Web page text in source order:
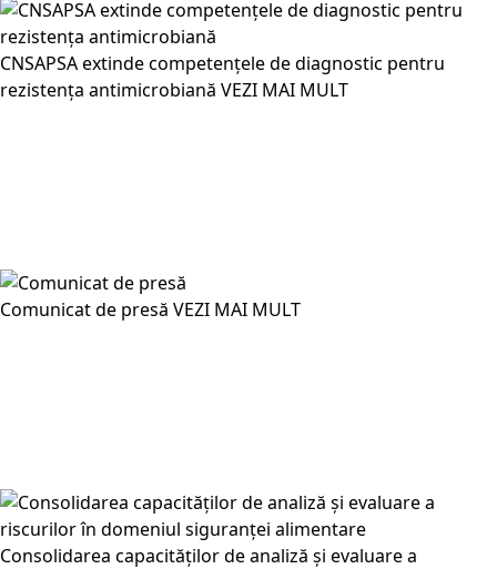
CNSAPSA extinde competențele de diagnostic pentru
rezistența antimicrobiană VEZI MAI MULT
Comunicat de presă VEZI MAI MULT
Consolidarea capacităților de analiză și evaluare a